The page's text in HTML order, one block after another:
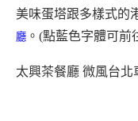
美味蛋塔跟多樣式的
廳 。(點藍色字體可前
太興茶餐廳 微風台北